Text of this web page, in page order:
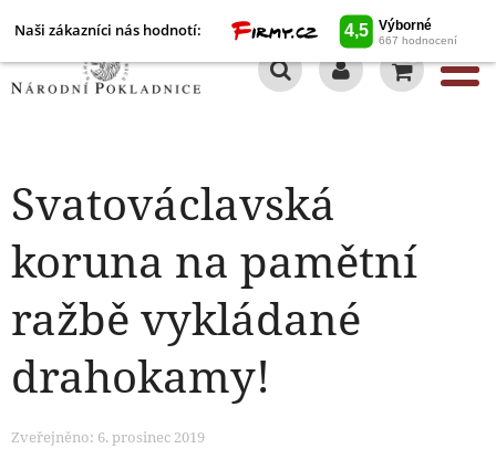
Naši zákazníci nás hodnotí:
Svatováclavská
koruna na pamětní
ražbě vykládané
drahokamy!
Zveřejněno: 6. prosinec 2019